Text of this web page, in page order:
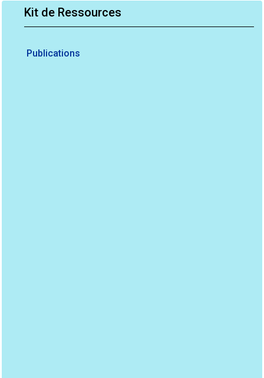
Kit de Ressources
Publications